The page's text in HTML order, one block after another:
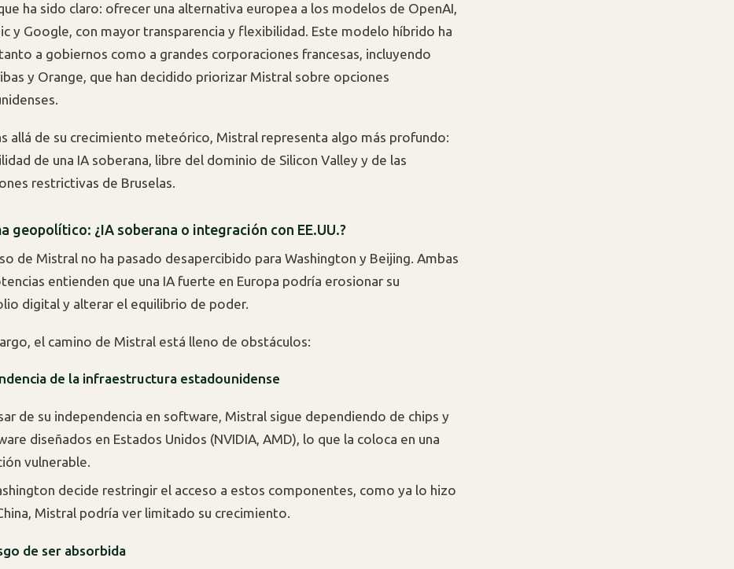
ha sido claro: ofrecer una alternativa europea a los modelos de OpenAI,
y Google, con mayor transparencia y flexibilidad. Este modelo híbrido ha
a gobiernos como a grandes corporaciones francesas, incluyendo
y Orange, que han decidido priorizar Mistral sobre opciones
allá de su crecimiento meteórico, Mistral representa algo más profundo:
de una IA soberana, libre del dominio de Silicon Valley y de las
restrictivas de Bruselas.
geopolítico: ¿IA soberana o integración con EE.UU.?
de Mistral no ha pasado desapercibido para Washington y Beijing. Ambas
entienden que una IA fuerte en Europa podría erosionar su
digital y alterar el equilibrio de poder.
el camino de Mistral está lleno de obstáculos:
de la infraestructura estadounidense
de su independencia en software, Mistral sigue dependiendo de chips y
diseñados en Estados Unidos (NVIDIA, AMD), lo que la coloca en una
vulnerable.
decide restringir el acceso a estos componentes, como ya lo hizo
Mistral podría ver limitado su crecimiento.
de ser absorbida